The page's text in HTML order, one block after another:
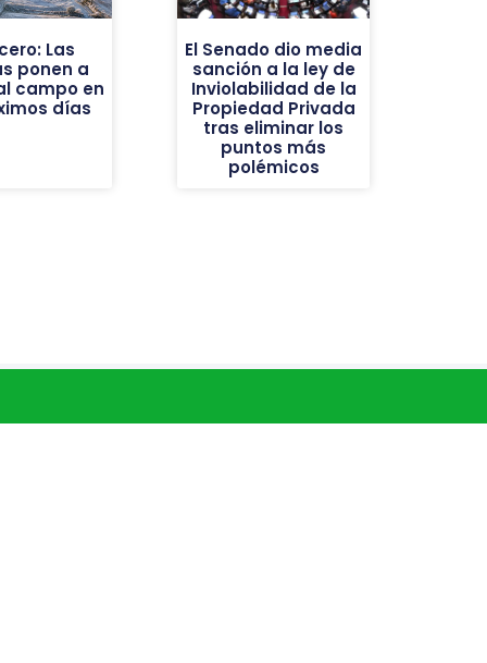
Las
ponen a
campo en
días
El Senado dio media
sanción a la ley de
Inviolabilidad de la
Propiedad Privada
tras eliminar los
puntos más
polémicos